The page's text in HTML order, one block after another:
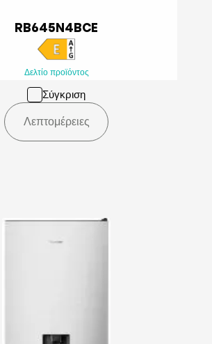
RB645N4BCE
Δελτίο προϊόντος
Σύγκριση
Λεπτομέρειες